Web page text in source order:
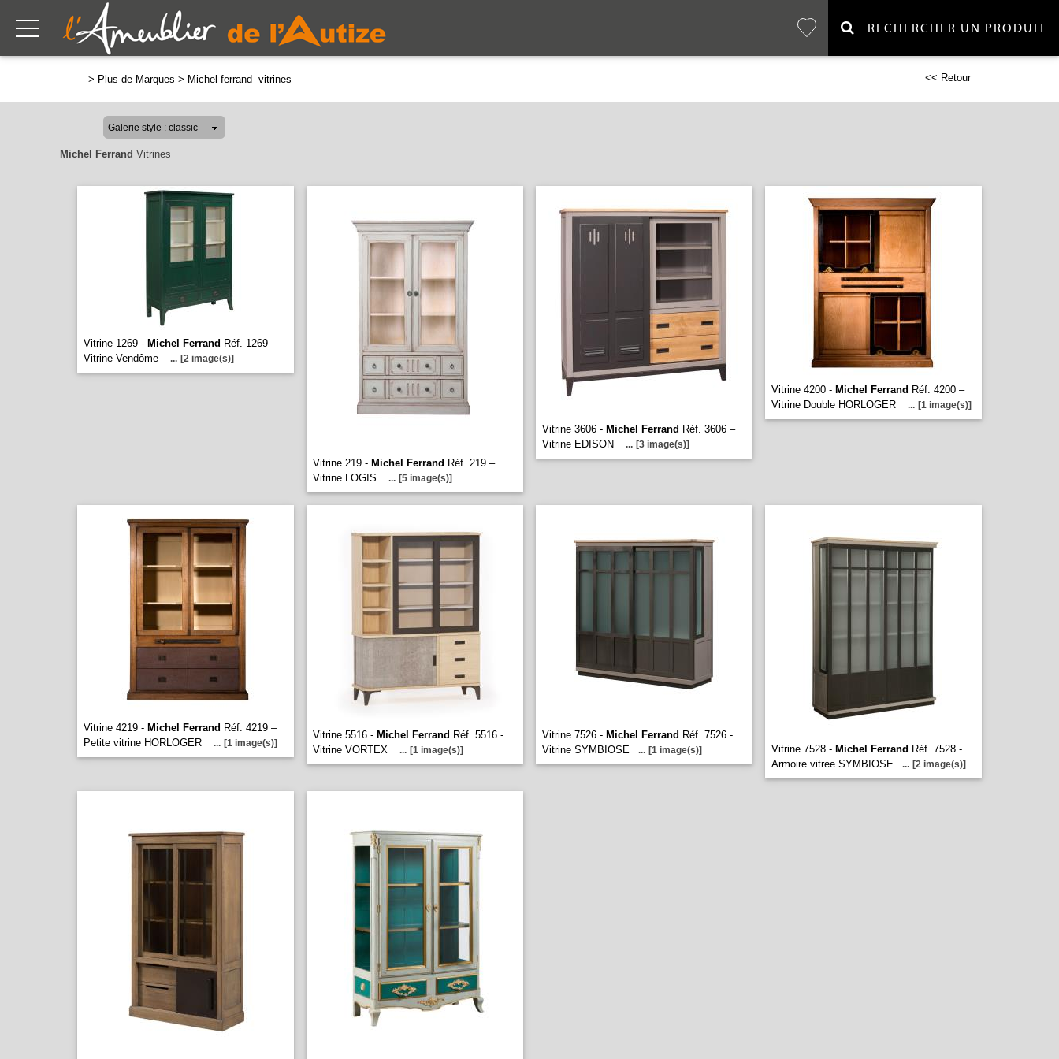
RECHERCHER UN PRODUIT
> Plus de Marques > Michel ferrand vitrines << Retour
Michel Ferrand Vitrines
Vitrine 1269 - Michel Ferrand Réf. 1269 –
Vitrine Vendôme
... [2 image(s)]
Vitrine 219 - Michel Ferrand Réf. 219 –
Vitrine LOGIS
... [5 image(s)]
Vitrine 3606 - Michel Ferrand Réf. 3606 –
Vitrine EDISON
... [3 image(s)]
Vitrine 4200 - Michel Ferrand Réf. 4200 –
Vitrine Double HORLOGER
... [1 image(s)]
Vitrine 4219 - Michel Ferrand Réf. 4219 –
Petite vitrine HORLOGER
... [1 image(s)]
Vitrine 5516 - Michel Ferrand Réf. 5516 -
Vitrine VORTEX
... [1 image(s)]
Vitrine 7526 - Michel Ferrand Réf. 7526 -
Vitrine SYMBIOSE
... [1 image(s)] Vitrine 7528 - Michel Ferrand Réf. 7528 -
Armoire vitree SYMBIOSE
... [2 image(s)]